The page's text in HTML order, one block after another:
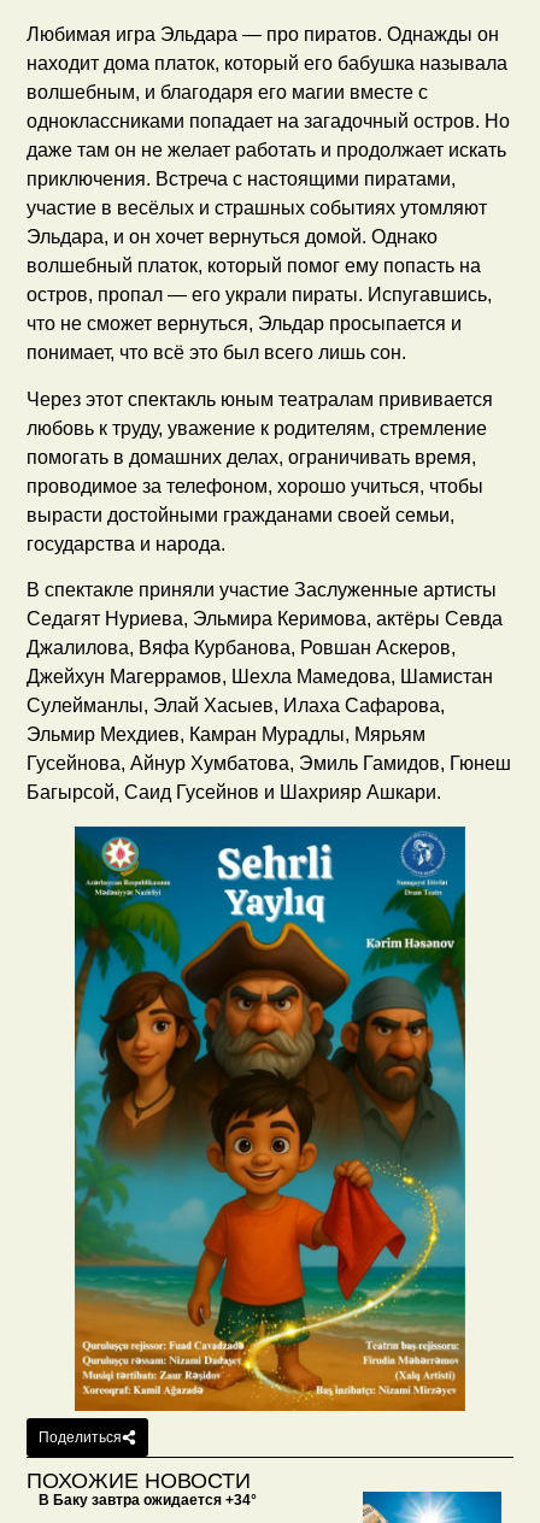
Любимая игра Эльдара — про пиратов. Однажды он
находит дома платок, который его бабушка называла
волшебным, и благодаря его магии вместе с
одноклассниками попадает на загадочный остров. Но
даже там он не желает работать и продолжает искать
приключения. Встреча с настоящими пиратами,
участие в весёлых и страшных событиях утомляют
Эльдара, и он хочет вернуться домой. Однако
волшебный платок, который помог ему попасть на
остров, пропал — его украли пираты. Испугавшись,
что не сможет вернуться, Эльдар просыпается и
понимает, что всё это был всего лишь сон.
Через этот спектакль юным театралам прививается
любовь к труду, уважение к родителям, стремление
помогать в домашних делах, ограничивать время,
проводимое за телефоном, хорошо учиться, чтобы
вырасти достойными гражданами своей семьи,
государства и народа.
В спектакле приняли участие Заслуженные артисты
Седагят Нуриева, Эльмира Керимова, актёры Севда
Джалилова, Вяфа Курбанова, Ровшан Аскеров,
Джейхун Магеррамов, Шехла Мамедова, Шамистан
Сулейманлы, Элай Хасыев, Илаха Сафарова,
Эльмир Мехдиев, Камран Мурадлы, Мярьям
Гусейнова, Айнур Хумбатова, Эмиль Гамидов, Гюнеш
Багырсой, Саид Гусейнов и Шахрияр Ашкари.
Поделиться
ПОХОЖИЕ НОВОСТИ
В Баку завтра ожидается +34°